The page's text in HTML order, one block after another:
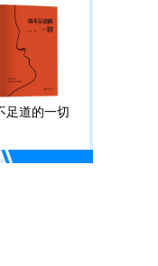
足道的一切